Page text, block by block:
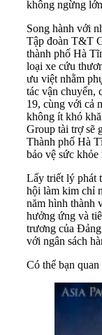
không ngừng
Song hành với
Tập đoàn T&T
thành phố Hà
loại xe cứu
ưu việt nhằm
tác vận chuyển,
19, cùng với cả
không ít khó
Group tài trợ sẽ
Thành phố Hà
bảo vệ sức khỏe
Lấy triết lý phát
hội làm kim chỉ
năm hình thành
hưởng ứng và
trương của
với ngân sách
Có thể bạn quan